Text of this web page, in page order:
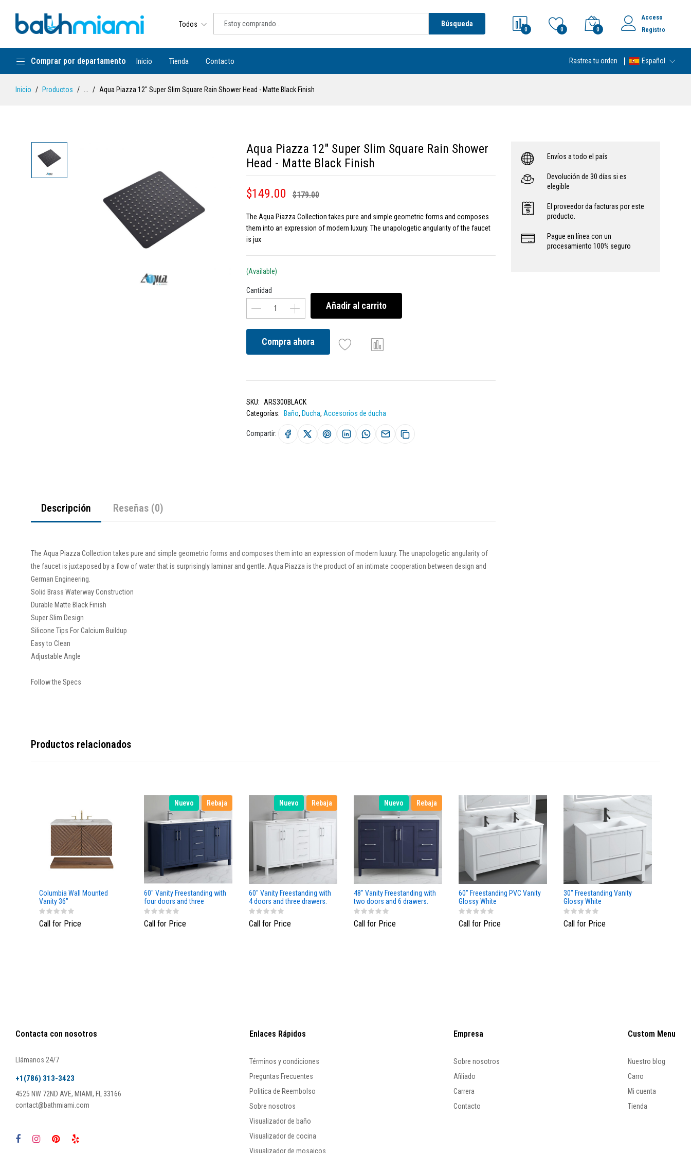
Todos Búsqueda
0 0 0
Acceso
Registro
Comprar por departamento Inicio Tienda Contacto Rastrea tu orden Español
Inicio Productos Aqua Piazza 12" Super Slim Square Rain Shower Head - Matte Black Finish
Aqua Piazza 12" Super Slim Square Rain Shower
Head - Matte Black Finish
$149.00 $179.00
The Aqua Piazza Collection takes pure and simple geometric forms and composes
them into an expression of modern luxury. The unapologetic angularity of the faucet
is jux
(Available)
Cantidad
Añadir al carrito
Compra ahora
SKU:
ARS300BLACK
Categorías:
Baño, Ducha, Accesorios de ducha
Compartir:
Descripción Reseñas (0)
The Aqua Piazza Collection takes pure and simple geometric forms and composes them into an expression of modern luxury. The unapologetic angularity of
the faucet is juxtaposed by a flow of water that is surprisingly laminar and gentle. Aqua Piazza is the product of an intimate cooperation between design and
German Engineering.
Solid Brass Waterway Construction
Durable Matte Black Finish
Super Slim Design
Silicone Tips For Calcium Buildup
Easy to Clean
Adjustable Angle
Follow the Specs
Envíos a todo el país
Devolución de 30 días si es
elegible
El proveedor da facturas por este
producto.
Pague en línea con un
procesamiento 100% seguro
Productos relacionados
Columbia Wall Mounted
Vanity 36"
Call for Price
Nuevo Rebaja
60" Vanity Freestanding with
four doors and three
drawers, NavyBlue color
Call for Price
Nuevo Rebaja
60" Vanity Freestanding with
4 doors and three drawers.
White Matt
Call for Price
Nuevo Rebaja
48" Vanity Freestanding with
two doors and 6 drawers.
Call for Price
60" Freestanding PVC Vanity
Glossy White
Call for Price
30" Freestanding Vanity
Glossy White
Call for Price
Contacta con nosotros
Llámanos 24/7
+1(786) 313-3423
4525 NW 72ND AVE, MIAMI, FL 33166
contact@bathmiami.com
Enlaces Rápidos
Términos y condiciones
Preguntas Frecuentes
Politica de Reembolso
Sobre nosotros
Visualizador de baño
Visualizador de cocina
Visualizador de mosaicos
Empresa
Sobre nosotros
Afiliado
Carrera
Contacto
Custom Menu
Nuestro blog
Carro
Mi cuenta
Tienda